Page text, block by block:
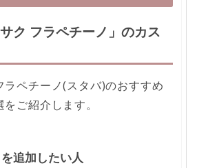
ク フラペチーノ」のカス
ラペチーノ(スタバ)のおすすめ
ご紹介します。
追加したい人